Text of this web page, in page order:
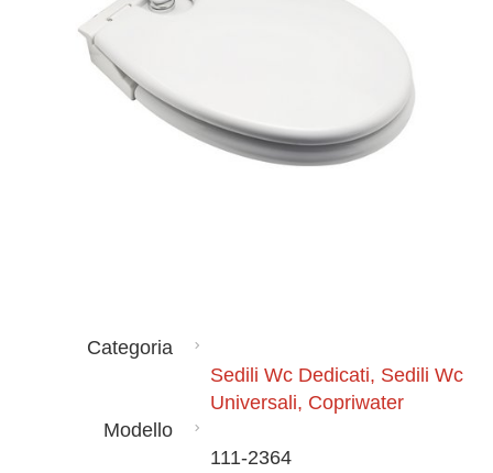
Categoria
Sedili Wc Dedicati, Sedili Wc
Universali, Copriwater
Modello
111-2364